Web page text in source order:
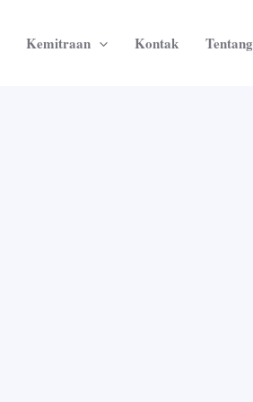
Kemitraan Kontak Tentang